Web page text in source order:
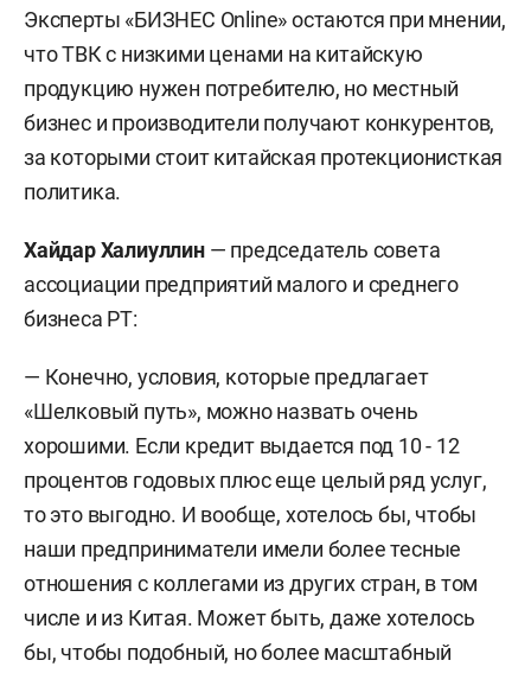
Эксперты «БИЗНЕС Online» остаются при мнении,
что ТВК с низкими ценами на китайскую
продукцию нужен потребителю, но местный
бизнес и производители получают конкурентов,
за которыми стоит китайская протекционисткая
политика.
Хайдар Халиуллин— председатель совета
ассоциации предприятий малого и среднего
бизнеса РТ:
— Конечно, условия, которые предлагает
«Шелковый путь», можно назвать очень
хорошими. Если кредит выдается под 10 - 12
процентов годовых плюс еще целый ряд услуг,
то это выгодно. И вообще, хотелось бы, чтобы
наши предприниматели имели более тесные
отношения с коллегами из других стран, в том
числе и из Китая. Может быть, даже хотелось
бы, чтобы подобный, но более масштабный